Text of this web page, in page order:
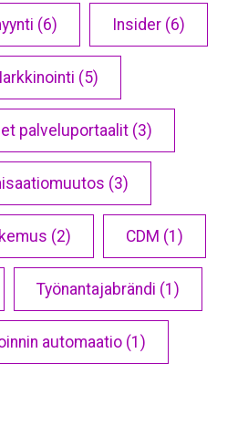
(6) Insider (6)
(5)
palveluportaalit (3)
(3)
(2) CDM (1)
Työnantajabrändi (1)
automaatio (1)